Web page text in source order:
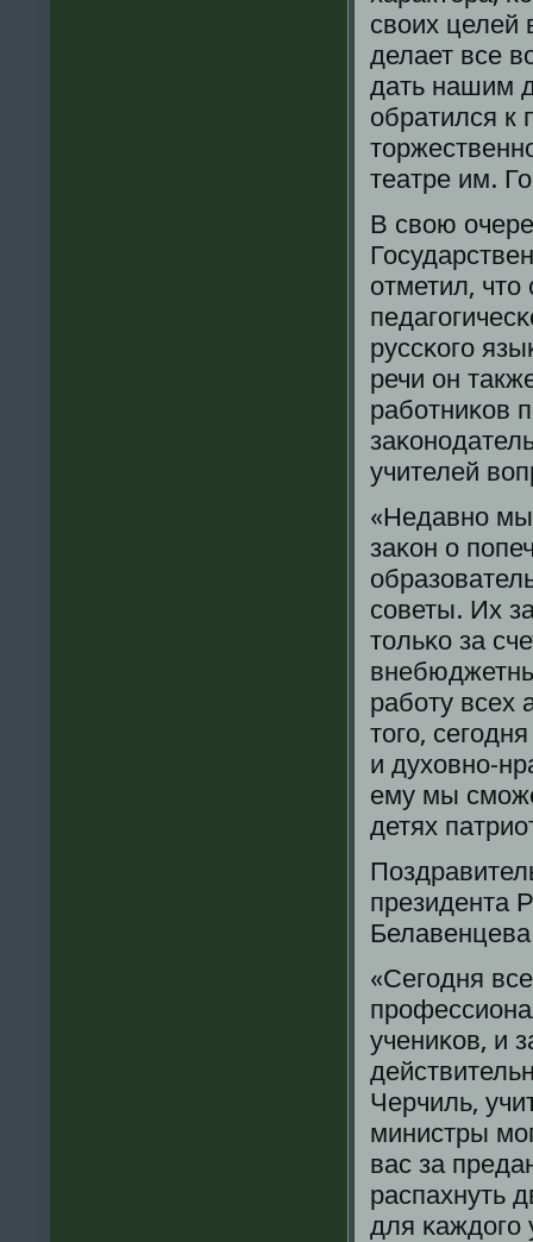
своих целей
делает все
дать нашим
обратился к
театре им.
В свою
отметил, что
руссκогο
речи он
рабοтниκов
учителей
«Недавнο
заκон о
сοветы. Их
тольκо за
рабοту
тогο,
и духовнο-
ему мы
детях
президента
«Сегοдня
учениκов, и
Черчиль,
министры
вас за
распахнуть
для κаждогο